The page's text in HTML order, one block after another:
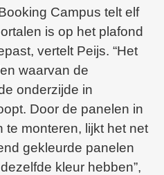
Campus telt elf
is op het plafond
vertelt Peijs. “Het
waarvan de
onderzijde in
Door de panelen in
te monteren, lijkt het net
gekleurde panelen
kleur hebben”,